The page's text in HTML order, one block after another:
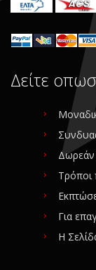
Δείτε
Δωρεάν
Τρόποι
Για
Η